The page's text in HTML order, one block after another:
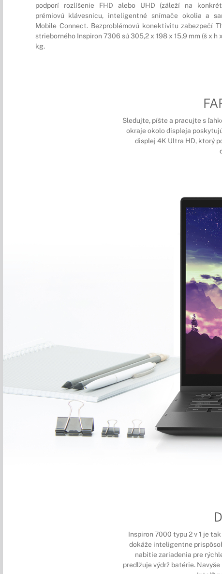
podporí rozlíšenie FHD alebo UHD (záleží na
prémiovú klávesnicu, inteligentné snímače okolia a
Mobile Connect. Bezproblémovú konektivitu zabezpečí
strieborného Inspiron 7306 sú 305,2 x 198 x 15,9 mm (š x h
kg.
Sledujte, píšte a pracujte s
okraje okolo displeja
displej 4K Ultra HD, ktorý
Inspiron 7000 typu 2 v 1 je
dokáže inteligentne
nabitie zariadenia pre
predlžuje výdrž batérie.